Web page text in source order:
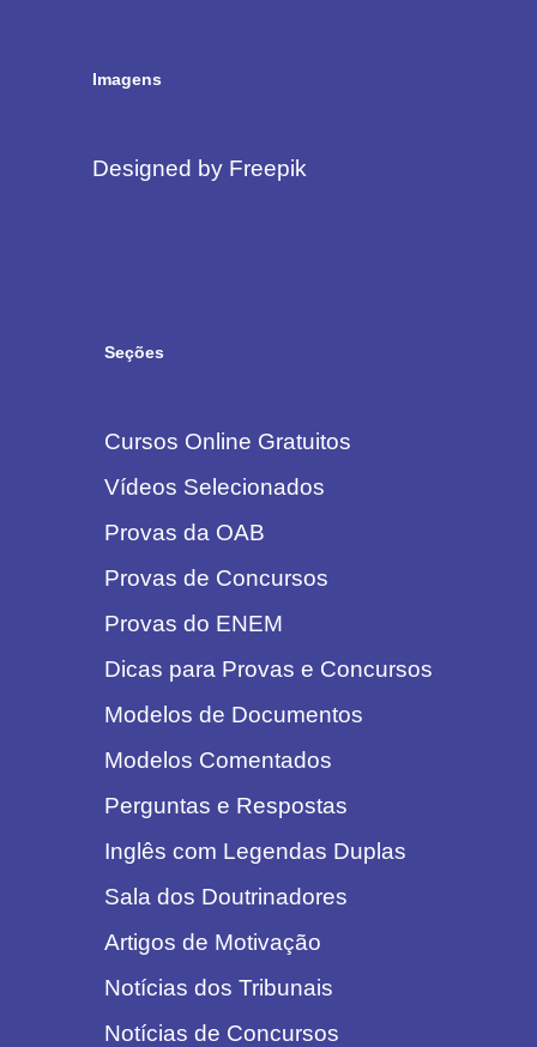
Imagens
Designed by Freepik
Seções
Cursos Online Gratuitos
Vídeos Selecionados
Provas da OAB
Provas de Concursos
Provas do ENEM
Dicas para Provas e Concursos
Modelos de Documentos
Modelos Comentados
Perguntas e Respostas
Inglês com Legendas Duplas
Sala dos Doutrinadores
Artigos de Motivação
Notícias dos Tribunais
Notícias de Concursos